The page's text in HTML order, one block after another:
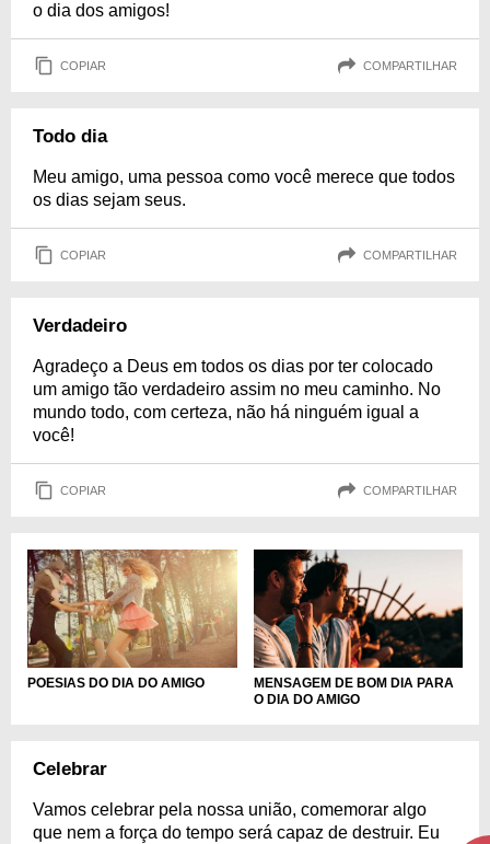
o dia dos amigos!
COPIAR COMPARTILHAR
Todo dia
Meu amigo, uma pessoa como você merece que todos
os dias sejam seus.
COPIAR COMPARTILHAR
Verdadeiro
Agradeço a Deus em todos os dias por ter colocado
um amigo tão verdadeiro assim no meu caminho. No
mundo todo, com certeza, não há ninguém igual a
você!
COPIAR COMPARTILHAR
POESIAS DO DIA DO AMIGO
MENSAGEM DE BOM DIA PARA
O DIA DO AMIGO
Celebrar
Vamos celebrar pela nossa união, comemorar algo
que nem a força do tempo será capaz de destruir. Eu